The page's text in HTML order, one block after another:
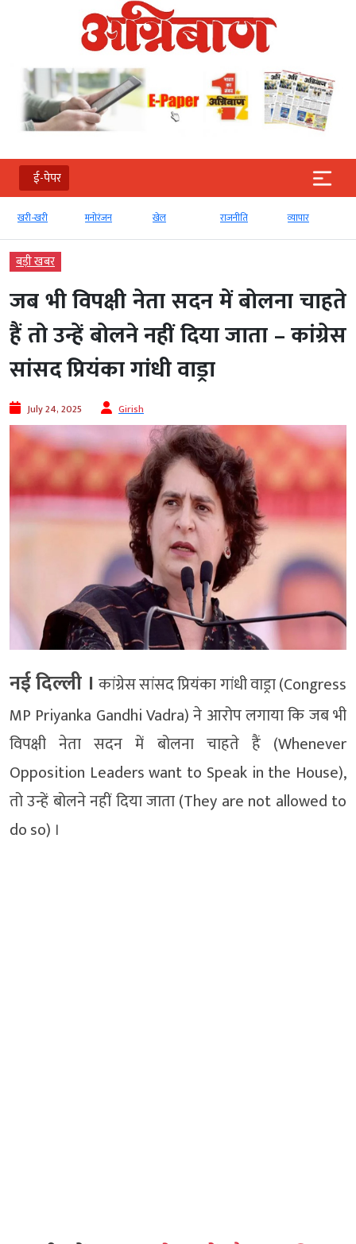
ई-पेपर
खरी-खरी मनोरंजन खेल राजनीति व्‍यापार
बड़ी खबर
जब भी विपक्षी नेता सदन में बोलना चाहते
हैं तो उन्हें बोलने नहीं दिया जाता – कांग्रेस
सांसद प्रियंका गांधी वाड्रा
July 24, 2025 Girish
नई दिल्ली । कांग्रेस सांसद प्रियंका गांधी वाड्रा (Congress
MP Priyanka Gandhi Vadra) ने आरोप लगाया कि जब भी
विपक्षी नेता सदन में बोलना चाहते हैं (Whenever
Opposition Leaders want to Speak in the House),
तो उन्हें बोलने नहीं दिया जाता (They are not allowed to
do so) ।